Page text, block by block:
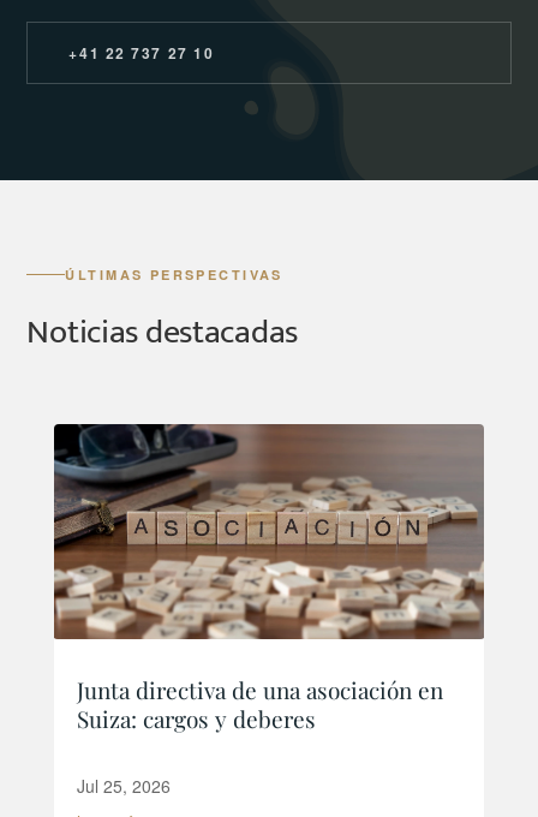
+41 22 737 27 10
ÚLTIMAS PERSPECTIVAS
Noticias destacadas
Junta directiva de una asociación en
Suiza: cargos y deberes
Jul 25, 2026